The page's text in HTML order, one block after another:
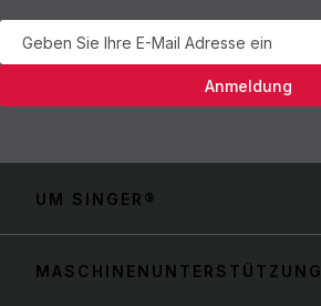
Newsletter
Anmeldung
UM SINGER®
MASCHINENUNTERSTÜTZUNG